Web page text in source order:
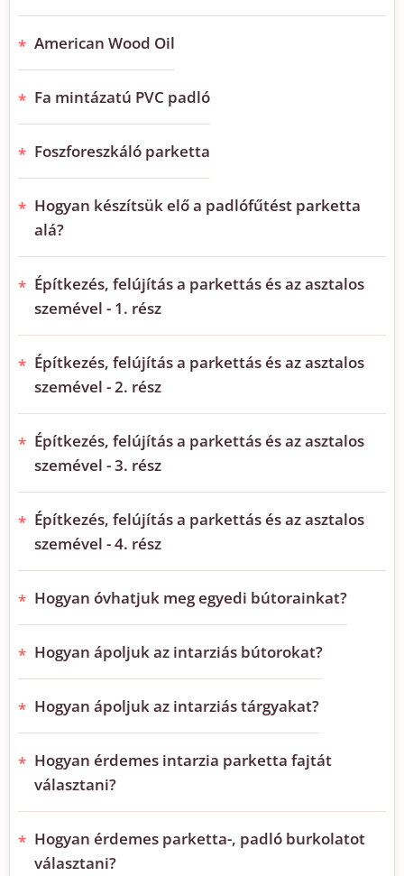
American Wood Oil
Fa mintázatú PVC padló
Foszforeszkáló parketta
Hogyan készítsük elő a padlófűtést parketta
alá?
Építkezés, felújítás a parkettás és az asztalos
szemével - 1. rész
Építkezés, felújítás a parkettás és az asztalos
szemével - 2. rész
Építkezés, felújítás a parkettás és az asztalos
szemével - 3. rész
Építkezés, felújítás a parkettás és az asztalos
szemével - 4. rész
Hogyan óvhatjuk meg egyedi bútorainkat?
Hogyan ápoljuk az intarziás bútorokat?
Hogyan ápoljuk az intarziás tárgyakat?
Hogyan érdemes intarzia parketta fajtát
választani?
Hogyan érdemes parketta-, padló burkolatot
választani?